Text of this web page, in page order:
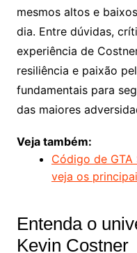
mesmos altos e
dia. Entre dúvidas,
experiência de
resiliência e paixão
fundamentais para
das maiores
Veja também:
Código de GTA
veja os
Entenda o
Kevin Costner